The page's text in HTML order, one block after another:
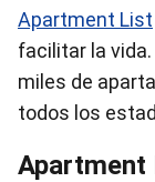
Apartment List
facilitar la
miles de
todos los
Apartment